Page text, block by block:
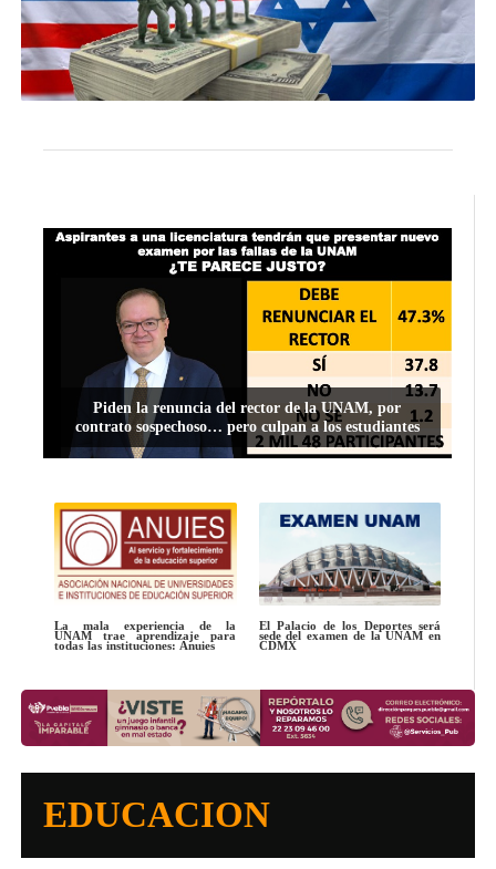
Piden la renuncia del rector de la UNAM, por
contrato sospechoso… pero culpan a los estudiantes
La mala experiencia de la
UNAM trae aprendizaje para
todas las instituciones: Anuies
El Palacio de los Deportes será
sede del examen de la UNAM en
CDMX
EDUCACION